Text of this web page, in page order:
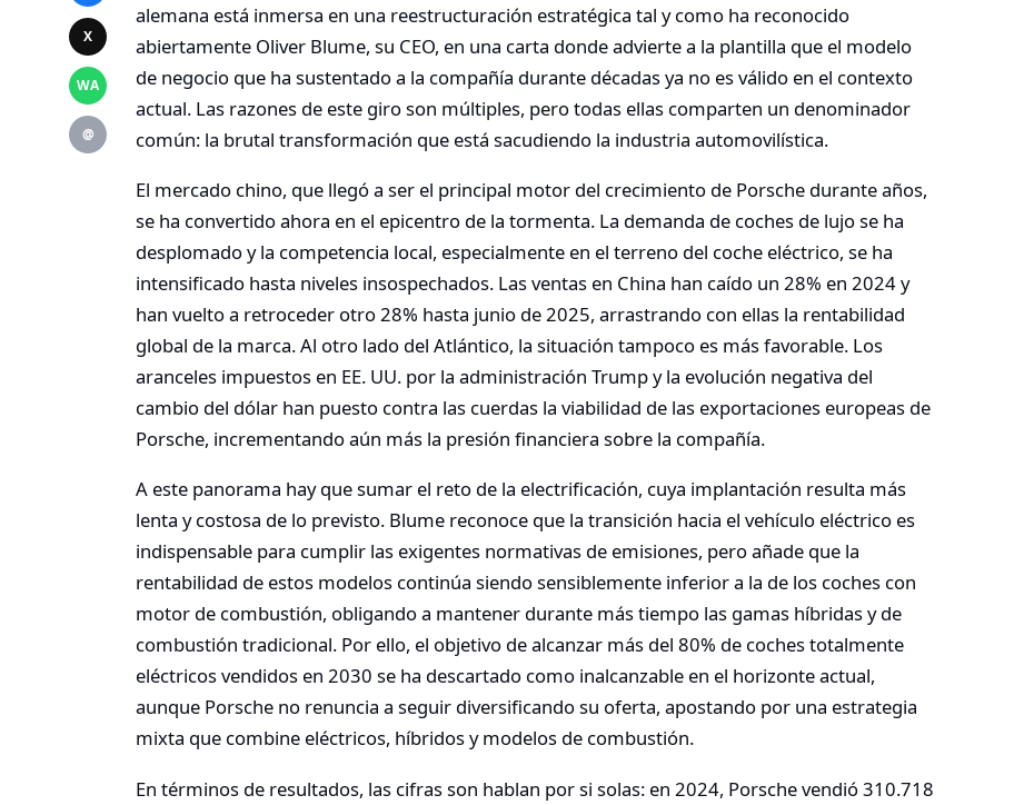
X
WA
@
alemana está inmersa en una reestructuración estratégica tal y como ha reconocido
abiertamente Oliver Blume, su CEO, en una carta donde advierte a la plantilla que el modelo
de negocio que ha sustentado a la compañía durante décadas ya no es válido en el contexto
actual. Las razones de este giro son múltiples, pero todas ellas comparten un denominador
común: la brutal transformación que está sacudiendo la industria automovilística.
El mercado chino, que llegó a ser el principal motor del crecimiento de Porsche durante años,
se ha convertido ahora en el epicentro de la tormenta. La demanda de coches de lujo se ha
desplomado y la competencia local, especialmente en el terreno del coche eléctrico, se ha
intensificado hasta niveles insospechados. Las ventas en China han caído un 28% en 2024 y
han vuelto a retroceder otro 28% hasta junio de 2025, arrastrando con ellas la rentabilidad
global de la marca. Al otro lado del Atlántico, la situación tampoco es más favorable. Los
aranceles impuestos en EE. UU. por la administración Trump y la evolución negativa del
cambio del dólar han puesto contra las cuerdas la viabilidad de las exportaciones europeas de
Porsche, incrementando aún más la presión financiera sobre la compañía.
A este panorama hay que sumar el reto de la electrificación, cuya implantación resulta más
lenta y costosa de lo previsto. Blume reconoce que la transición hacia el vehículo eléctrico es
indispensable para cumplir las exigentes normativas de emisiones, pero añade que la
rentabilidad de estos modelos continúa siendo sensiblemente inferior a la de los coches con
motor de combustión, obligando a mantener durante más tiempo las gamas híbridas y de
combustión tradicional. Por ello, el objetivo de alcanzar más del 80% de coches totalmente
eléctricos vendidos en 2030 se ha descartado como inalcanzable en el horizonte actual,
aunque Porsche no renuncia a seguir diversificando su oferta, apostando por una estrategia
mixta que combine eléctricos, híbridos y modelos de combustión.
En términos de resultados, las cifras son hablan por si solas: en 2024, Porsche vendió 310.718